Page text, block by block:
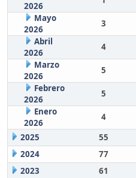
2026
Mayo
2026
3
Abril
2026
4
Marzo
2026
5
Febrero
2026
5
Enero
2026
4
2025
55
2024
77
2023
61